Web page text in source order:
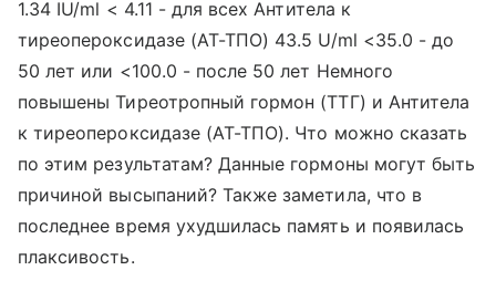
1.34 IU/ml < 4.11 - для всех Антитела к
тиреопероксидазе (АТ-ТПО) 43.5 U/ml <35.0 - до
50 лет или <100.0 - после 50 лет Немного
повышены Тиреотропный гормон (ТТГ) и Антитела
к тиреопероксидазе (АТ-ТПО). Что можно сказать
по этим результатам? Данные гормоны могут быть
причиной высыпаний? Также заметила, что в
последнее время ухудшилась память и появилась
плаксивость.